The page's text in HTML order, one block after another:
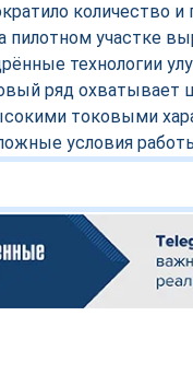
количество
участке
технологии
ряд охватывает
токовыми
условия